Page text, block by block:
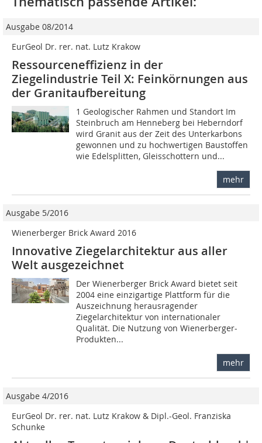
Ausgabe 08/2014
EurGeol Dr. rer. nat. Lutz Krakow
Ressourceneffizienz in der
Ziegelindustrie Teil X: Feinkörnungen aus
der Granitaufbereitung
1 Geologischer Rahmen und Standort Im
Steinbruch am Henneberg bei Heberndorf
wird Granit aus der Zeit des Unterkarbons
gewonnen und zu hochwertigen Baustoffen
wie Edelsplitten, Gleisschottern und...
mehr
Ausgabe 5/2016
Wienerberger Brick Award 2016
Innovative Ziegelarchitektur aus aller
Welt ausgezeichnet
Der Wienerberger Brick Award bietet seit
2004 eine einzigartige Plattform für die
Auszeichnung herausragender
Ziegelarchitektur von internationaler
Qualität. Die Nutzung von Wienerberger-
Produkten...
mehr
Ausgabe 4/2016
EurGeol Dr. rer. nat. Lutz Krakow & Dipl.-Geol. Franziska
Schunke